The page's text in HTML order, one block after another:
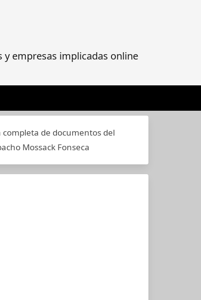
y empresas implicadas online
completa de documentos del
Mossack Fonseca